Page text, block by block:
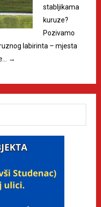
stabljikama
kuruze?
Pozivamo
labirinta – mjesta
→